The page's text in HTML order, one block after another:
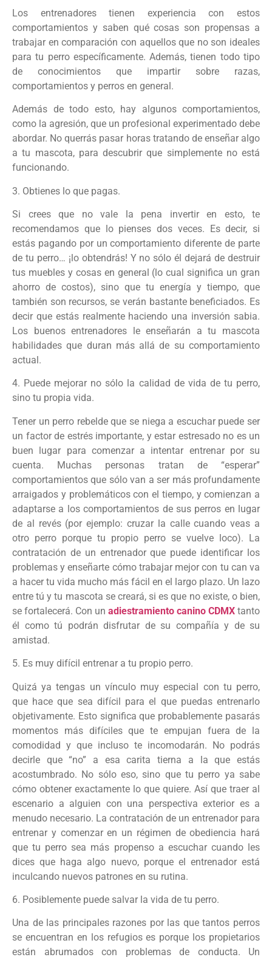
Los entrenadores tienen experiencia con estos
comportamientos y saben qué cosas son propensas a
trabajar en comparación con aquellos que no son ideales
para tu perro específicamente. Además, tienen todo tipo
de conocimientos que impartir sobre razas,
comportamientos y perros en general.
Además de todo esto, hay algunos comportamientos,
como la agresión, que un profesional experimentado debe
abordar. No querrás pasar horas tratando de enseñar algo
a tu mascota, para descubrir que simplemente no está
funcionando.
3. Obtienes lo que pagas.
Si crees que no vale la pena invertir en esto, te
recomendamos que lo pienses dos veces. Es decir, si
estás pagando por un comportamiento diferente de parte
de tu perro… ¡lo obtendrás! Y no sólo él dejará de destruir
tus muebles y cosas en general (lo cual significa un gran
ahorro de costos), sino que tu energía y tiempo, que
también son recursos, se verán bastante beneficiados. Es
decir que estás realmente haciendo una inversión sabia.
Los buenos entrenadores le enseñarán a tu mascota
habilidades que duran más allá de su comportamiento
actual.
4. Puede mejorar no sólo la calidad de vida de tu perro,
sino tu propia vida.
Tener un perro rebelde que se niega a escuchar puede ser
un factor de estrés importante, y estar estresado no es un
buen lugar para comenzar a intentar entrenar por su
cuenta. Muchas personas tratan de “esperar”
comportamientos que sólo van a ser más profundamente
arraigados y problemáticos con el tiempo, y comienzan a
adaptarse a los comportamientos de sus perros en lugar
de al revés (por ejemplo: cruzar la calle cuando veas a
otro perro porque tu propio perro se vuelve loco). La
contratación de un entrenador que puede identificar los
problemas y enseñarte cómo trabajar mejor con tu can va
a hacer tu vida mucho más fácil en el largo plazo. Un lazo
entre tú y tu mascota se creará, si es que no existe, o bien,
se fortalecerá. Con un adiestramiento canino CDMX tanto
él como tú podrán disfrutar de su compañía y de su
amistad.
5. Es muy difícil entrenar a tu propio perro.
Quizá ya tengas un vínculo muy especial con tu perro,
que hace que sea difícil para el que puedas entrenarlo
objetivamente. Esto significa que probablemente pasarás
momentos más difíciles que te empujan fuera de la
comodidad y que incluso te incomodarán. No podrás
decirle que “no” a esa carita tierna a la que estás
acostumbrado. No sólo eso, sino que tu perro ya sabe
cómo obtener exactamente lo que quiere. Así que traer al
escenario a alguien con una perspectiva exterior es a
menudo necesario. La contratación de un entrenador para
entrenar y comenzar en un régimen de obediencia hará
que tu perro sea más propenso a escuchar cuando les
dices que haga algo nuevo, porque el entrenador está
inculcando nuevos patrones en su rutina.
6. Posiblemente puede salvar la vida de tu perro.
Una de las principales razones por las que tantos perros
se encuentran en los refugios es porque los propietarios
están abrumados con problemas de conducta. Un